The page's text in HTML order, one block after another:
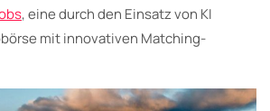
, eine durch den Einsatz von KI
mit innovativen Matching-